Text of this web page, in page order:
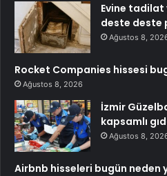
Evine
deste deste
Ağustos 8,
Rocket Companies hissesi
Ağustos 8, 2026
İzmir
kapsamlı
Ağustos 8,
Airbnb hisseleri bugün neden